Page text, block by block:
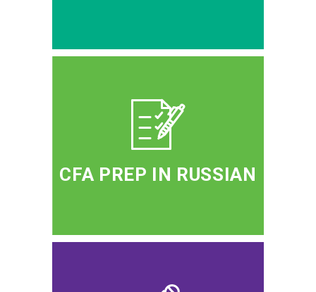
CFA PREP IN RUSSIAN